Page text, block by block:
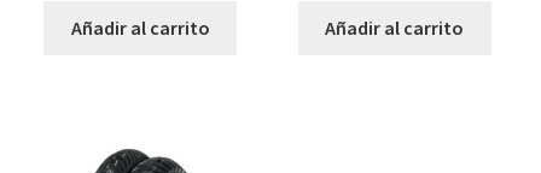
Añadir al carrito Añadir al carrito